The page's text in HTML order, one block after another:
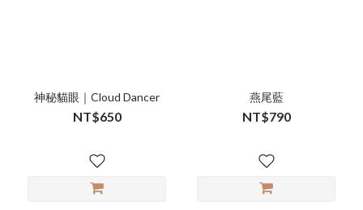
神秘貓眼｜Cloud Dancer
NT$650
燕尾藍
NT$790